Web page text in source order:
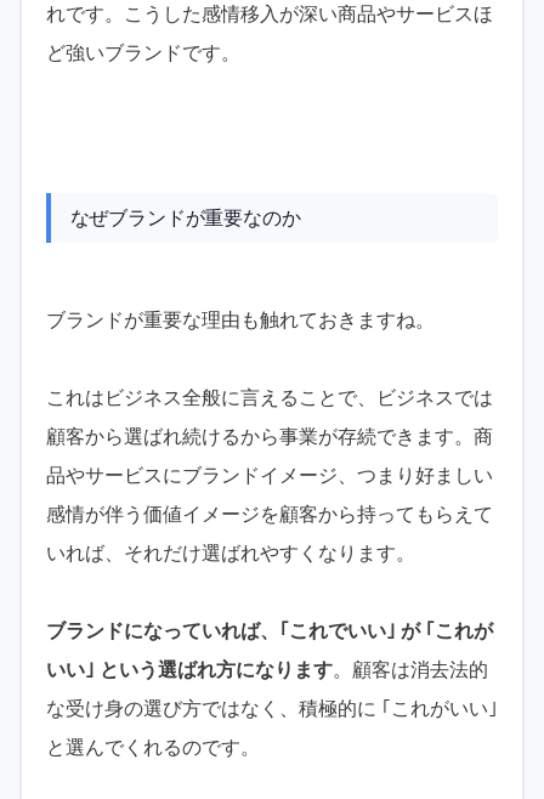
れです。こうした感情移入が深い商品やサービスほ
ど強いブランドです。
なぜブランドが重要なのか
ブランドが重要な理由も触れておきますね。
これはビジネス全般に言えることで、ビジネスでは
顧客から選ばれ続けるから事業が存続できます。商
品やサービスにブランドイメージ、つまり好ましい
感情が伴う価値イメージを顧客から持ってもらえて
いれば、それだけ選ばれやすくなります。
ブランドになっていれば、｢これでいい｣ が ｢これが
いい｣ という選ばれ方になります。顧客は消去法的
な受け身の選び方ではなく、積極的に ｢これがいい｣
と選んでくれるのです。